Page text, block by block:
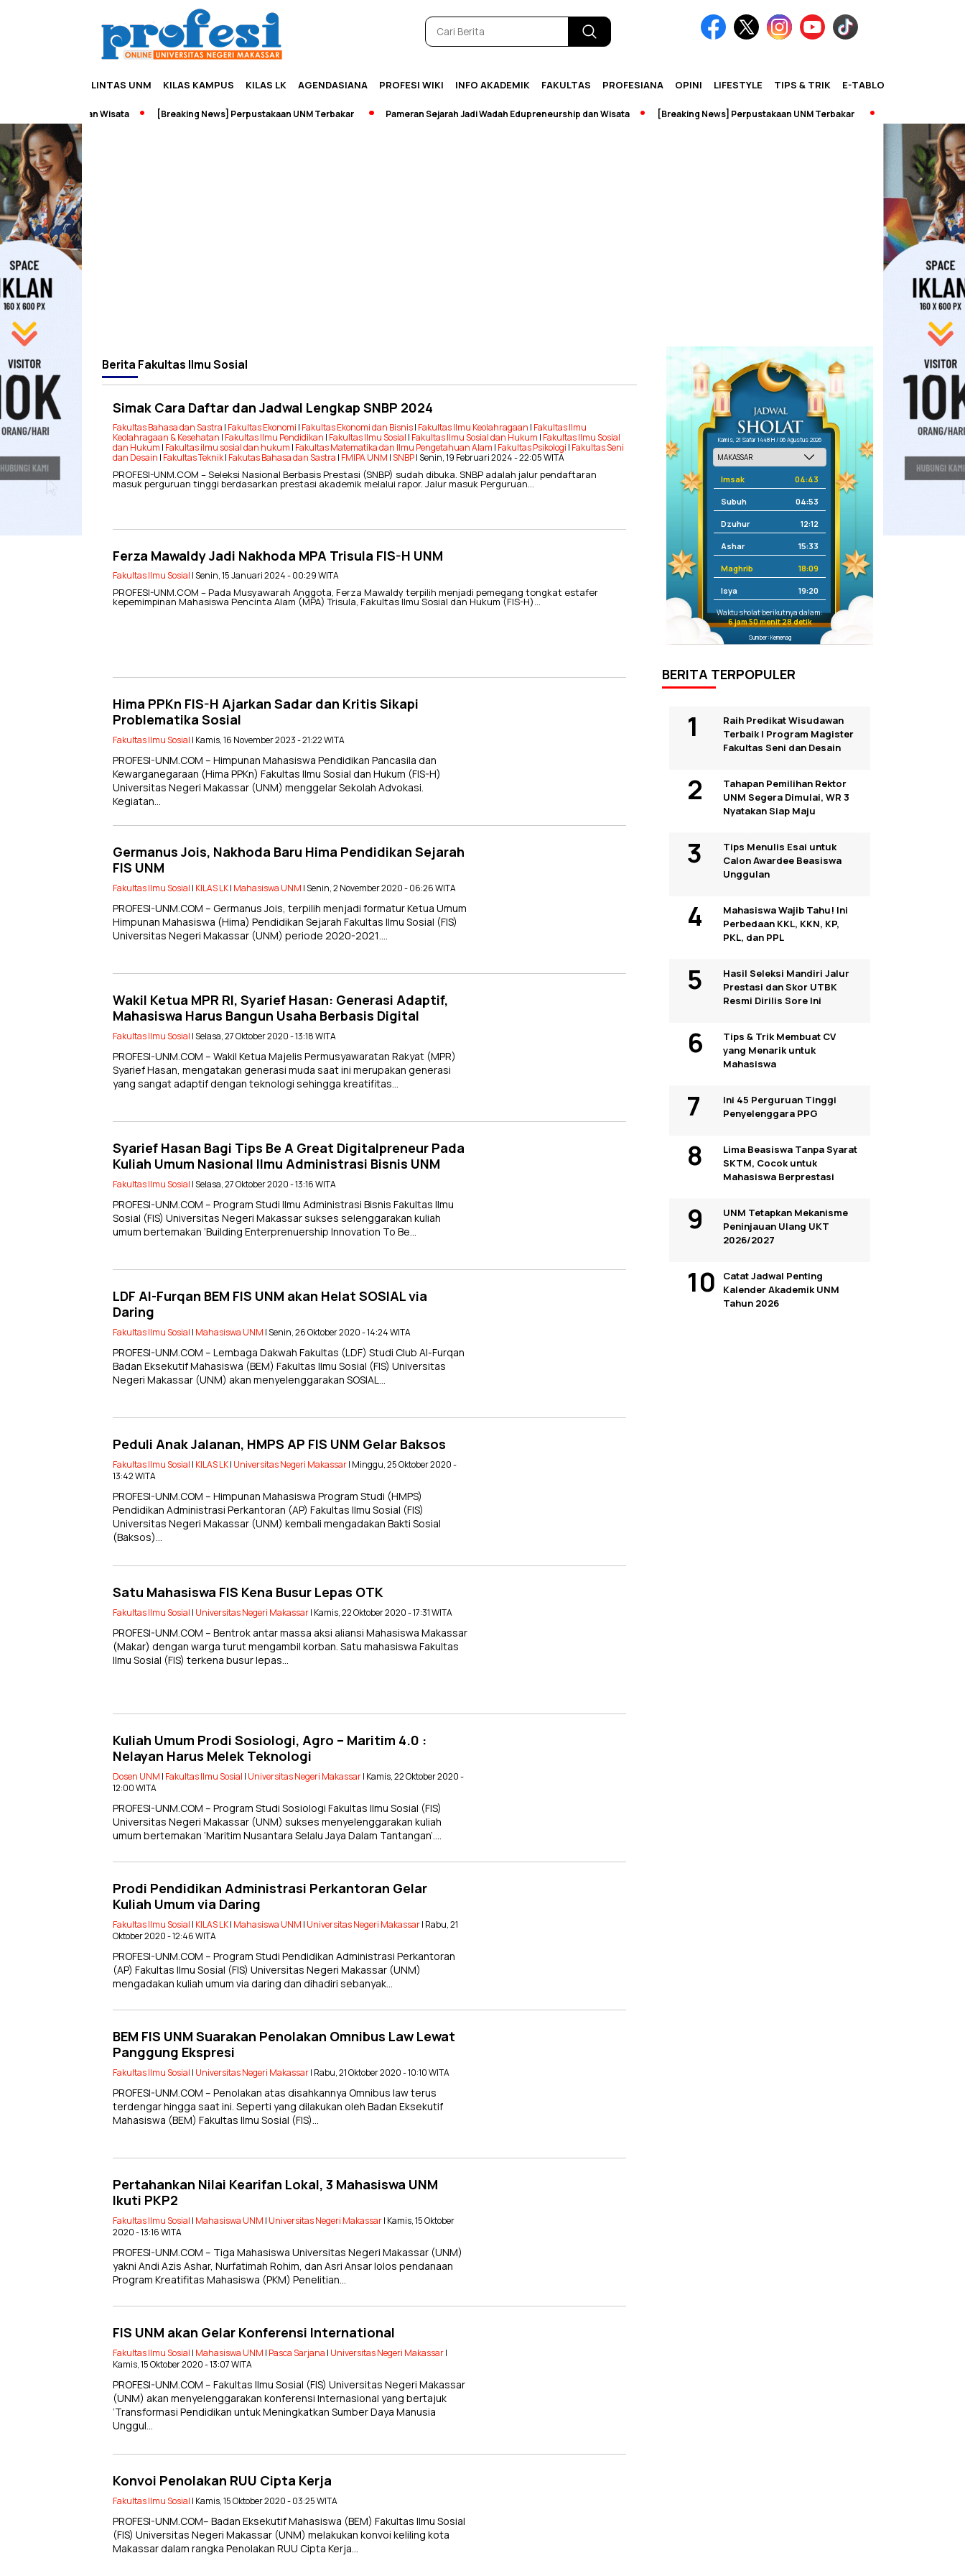
LINTAS UNM KILAS KAMPUS KILAS LK AGENDASIANA PROFESI WIKI INFO AKADEMIK FAKULTAS PROFESIANA OPINI LIFESTYLE TIPS & TRIK E-TABLOID
dan Wisata [Breaking News] Perpustakaan UNM Terbakar Pameran Sejarah Jadi Wadah Edupreneurship dan Wisata [Breaking News] Perpustakaan UNM Terbakar
Berita Fakultas Ilmu Sosial
Simak Cara Daftar dan Jadwal Lengkap SNBP 2024
Fakultas Bahasa dan Sastra | Fakultas Ekonomi | Fakultas Ekonomi dan Bisnis| Fakultas Ilmu Keolahragaan | Fakultas Ilmu
Keolahragaan & Kesehatan | Fakultas Ilmu Pendidikan | Fakultas Ilmu Sosial | Fakultas Ilmu Sosial dan Hukum | Fakultas Ilmu Sosial
dan Hukum | Fakultas ilmu sosial dan hukum | Fakultas Matematika dan Ilmu Pengetahuan Alam | Fakultas Psikologi | Fakultas Seni
dan Desain | Fakultas Teknik| Fakutas Bahasa dan Sastra | FMIPA UNM |SNBP| Senin, 19 Februari 2024 - 22:05 WITA
PROFESI-UNM.COM – Seleksi Nasional Berbasis Prestasi (SNBP) sudah dibuka. SNBP adalah jalur pendaftaran
masuk perguruan tinggi berdasarkan prestasi akademik melalui rapor. Jalur masuk Perguruan…
Ferza Mawaldy Jadi Nakhoda MPA Trisula FIS-H UNM
Fakultas Ilmu Sosial | Senin, 15 Januari 2024 - 00:29 WITA
PROFESI-UNM.COM – Pada Musyawarah Anggota, Ferza Mawaldy terpilih menjadi pemegang tongkat estafer
kepemimpinan Mahasiswa Pencinta Alam (MPA) Trisula, Fakultas Ilmu Sosial dan Hukum (FIS-H)…
Hima PPKn FIS-H Ajarkan Sadar dan Kritis Sikapi
Problematika Sosial
Fakultas Ilmu Sosial | Kamis, 16 November 2023 - 21:22 WITA
PROFESI-UNM.COM – Himpunan Mahasiswa Pendidikan Pancasila dan
Kewarganegaraan (Hima PPKn) Fakultas Ilmu Sosial dan Hukum (FIS-H)
Universitas Negeri Makassar (UNM) menggelar Sekolah Advokasi.
Kegiatan…
Germanus Jois, Nakhoda Baru Hima Pendidikan Sejarah
FIS UNM
Fakultas Ilmu Sosial | KILAS LK| Mahasiswa UNM | Senin, 2 November 2020 - 06:26 WITA
PROFESI-UNM.COM – Germanus Jois, terpilih menjadi formatur Ketua Umum
Himpunan Mahasiswa (Hima) Pendidikan Sejarah Fakultas Ilmu Sosial (FIS)
Universitas Negeri Makassar (UNM) periode 2020-2021….
Wakil Ketua MPR RI, Syarief Hasan: Generasi Adaptif,
Mahasiswa Harus Bangun Usaha Berbasis Digital
Fakultas Ilmu Sosial | Selasa, 27 Oktober 2020 - 13:18 WITA
PROFESI-UNM.COM – Wakil Ketua Majelis Permusyawaratan Rakyat (MPR)
Syarief Hasan, mengatakan generasi muda saat ini merupakan generasi
yang sangat adaptif dengan teknologi sehingga kreatifitas…
Syarief Hasan Bagi Tips Be A Great Digitalpreneur Pada
Kuliah Umum Nasional Ilmu Administrasi Bisnis UNM
Fakultas Ilmu Sosial | Selasa, 27 Oktober 2020 - 13:16 WITA
PROFESI-UNM.COM – Program Studi Ilmu Administrasi Bisnis Fakultas Ilmu
Sosial (FIS) Universitas Negeri Makassar sukses selenggarakan kuliah
umum bertemakan ‘Building Enterprenuership Innovation To Be…
LDF Al-Furqan BEM FIS UNM akan Helat SOSIAL via
Daring
Fakultas Ilmu Sosial | Mahasiswa UNM | Senin, 26 Oktober 2020 - 14:24 WITA
PROFESI-UNM.COM – Lembaga Dakwah Fakultas (LDF) Studi Club Al-Furqan
Badan Eksekutif Mahasiswa (BEM) Fakultas Ilmu Sosial (FIS) Universitas
Negeri Makassar (UNM) akan menyelenggarakan SOSIAL…
Peduli Anak Jalanan, HMPS AP FIS UNM Gelar Baksos
Fakultas Ilmu Sosial | KILAS LK| Universitas Negeri Makassar| Minggu, 25 Oktober 2020 -
13:42 WITA
PROFESI-UNM.COM – Himpunan Mahasiswa Program Studi (HMPS)
Pendidikan Administrasi Perkantoran (AP) Fakultas Ilmu Sosial (FIS)
Universitas Negeri Makassar (UNM) kembali mengadakan Bakti Sosial
(Baksos)…
Satu Mahasiswa FIS Kena Busur Lepas OTK
Fakultas Ilmu Sosial | Universitas Negeri Makassar| Kamis, 22 Oktober 2020 - 17:31 WITA
PROFESI-UNM.COM – Bentrok antar massa aksi aliansi Mahasiswa Makassar
(Makar) dengan warga turut mengambil korban. Satu mahasiswa Fakultas
Ilmu Sosial (FIS) terkena busur lepas…
Kuliah Umum Prodi Sosiologi, Agro – Maritim 4.0 :
Nelayan Harus Melek Teknologi
Dosen UNM | Fakultas Ilmu Sosial | Universitas Negeri Makassar| Kamis, 22 Oktober 2020 -
12:00 WITA
PROFESI-UNM.COM – Program Studi Sosiologi Fakultas Ilmu Sosial (FIS)
Universitas Negeri Makassar (UNM) sukses menyelenggarakan kuliah
umum bertemakan ‘Maritim Nusantara Selalu Jaya Dalam Tantangan’….
Prodi Pendidikan Administrasi Perkantoran Gelar
Kuliah Umum via Daring
Fakultas Ilmu Sosial | KILAS LK| Mahasiswa UNM | Universitas Negeri Makassar| Rabu, 21
Oktober 2020 - 12:46 WITA
PROFESI-UNM.COM – Program Studi Pendidikan Administrasi Perkantoran
(AP) Fakultas Ilmu Sosial (FIS) Universitas Negeri Makassar (UNM)
mengadakan kuliah umum via daring dan dihadiri sebanyak…
BEM FIS UNM Suarakan Penolakan Omnibus Law Lewat
Panggung Ekspresi
Fakultas Ilmu Sosial | Universitas Negeri Makassar| Rabu, 21 Oktober 2020 - 10:10 WITA
PROFESI-UNM.COM – Penolakan atas disahkannya Omnibus law terus
terdengar hingga saat ini. Seperti yang dilakukan oleh Badan Eksekutif
Mahasiswa (BEM) Fakultas Ilmu Sosial (FIS)…
Pertahankan Nilai Kearifan Lokal, 3 Mahasiswa UNM
Ikuti PKP2
Fakultas Ilmu Sosial | Mahasiswa UNM | Universitas Negeri Makassar| Kamis, 15 Oktober
2020 - 13:16 WITA
PROFESI-UNM.COM – Tiga Mahasiswa Universitas Negeri Makassar (UNM)
yakni Andi Azis Ashar, Nurfatimah Rohim, dan Asri Ansar lolos pendanaan
Program Kreatifitas Mahasiswa (PKM) Penelitian…
FIS UNM akan Gelar Konferensi International
Fakultas Ilmu Sosial | Mahasiswa UNM | Pasca Sarjana | Universitas Negeri Makassar|
Kamis, 15 Oktober 2020 - 13:07 WITA
PROFESI-UNM.COM – Fakultas Ilmu Sosial (FIS) Universitas Negeri Makassar
(UNM) akan menyelenggarakan konferensi Internasional yang bertajuk
‘Transformasi Pendidikan untuk Meningkatkan Sumber Daya Manusia
Unggul…
Konvoi Penolakan RUU Cipta Kerja
Fakultas Ilmu Sosial | Kamis, 15 Oktober 2020 - 03:25 WITA
PROFESI-UNM.COM– Badan Eksekutif Mahasiswa (BEM) Fakultas Ilmu Sosial
(FIS) Universitas Negeri Makassar (UNM) melakukan konvoi keliling kota
Makassar dalam rangka Penolakan RUU Cipta Kerja…
Kamis, 21 Safar 1448 H / 06 Agustus 2026
Imsak 04:43
Subuh 04:53
Dzuhur 12:12
Ashar 15:33
Maghrib 18:09
Isya 19:20
Waktu sholat berikutnya dalam:
6 jam 50 menit 27 detik
Sumber: Kemenag
BERITA TERPOPULER
Raih Predikat Wisudawan
Terbaik I Program Magister
Fakultas Seni dan Desain
Tahapan Pemilihan Rektor
UNM Segera Dimulai, WR 3
Nyatakan Siap Maju
Tips Menulis Esai untuk
Calon Awardee Beasiswa
Unggulan
Mahasiswa Wajib Tahu! Ini
Perbedaan KKL, KKN, KP,
PKL, dan PPL
Hasil Seleksi Mandiri Jalur
Prestasi dan Skor UTBK
Resmi Dirilis Sore Ini
Tips & Trik Membuat CV
yang Menarik untuk
Mahasiswa
Ini 45 Perguruan Tinggi
Penyelenggara PPG
Lima Beasiswa Tanpa Syarat
SKTM, Cocok untuk
Mahasiswa Berprestasi
UNM Tetapkan Mekanisme
Peninjauan Ulang UKT
2026/2027
Catat Jadwal Penting
Kalender Akademik UNM
Tahun 2026